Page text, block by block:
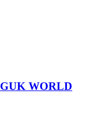
WORLD